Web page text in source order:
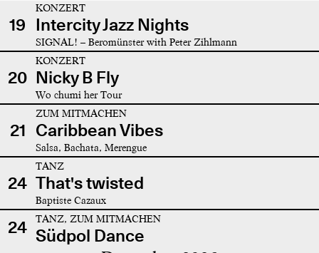
19
KONZERT
Intercity Jazz Nights
SIGNAL! – Beromünster with Peter Zihlmann
20
KONZERT
Nicky B Fly
Wo chumi her Tour
21
ZUM MITMACHEN
Caribbean Vibes
Salsa, Bachata, Merengue
24
TANZ
That's twisted
Baptiste Cazaux
24 TANZ, ZUM MITMACHEN
Südpol Dance